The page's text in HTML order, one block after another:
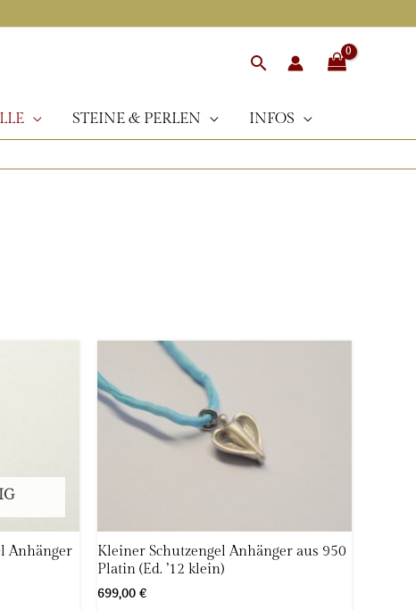
Suchen
STEINE & PERLEN INFOS
Anhänger
Kleiner Schutzengel Anhänger aus 950
Platin (Ed. ’12 klein)
699,00 €